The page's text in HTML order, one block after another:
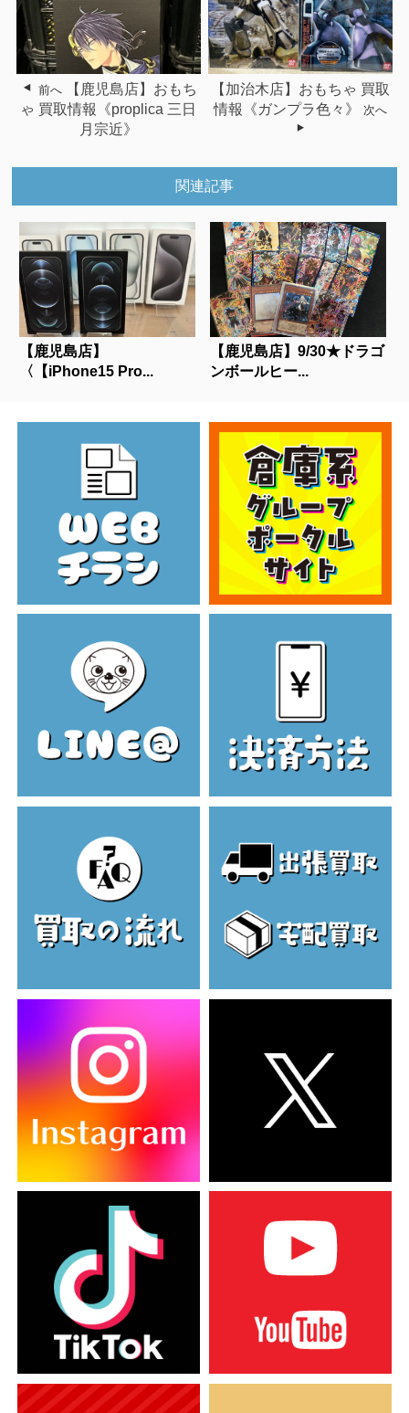
前へ
【鹿児島店】おもち
ゃ 買取情報《proplica 三日
月宗近》
【加治木店】おもちゃ 買取
情報《ガンプラ色々》
次へ
関連記事
【鹿児島店】
〈【iPhone15 Pro...
【鹿児島店】9/30★ドラゴ
ンボールヒー...